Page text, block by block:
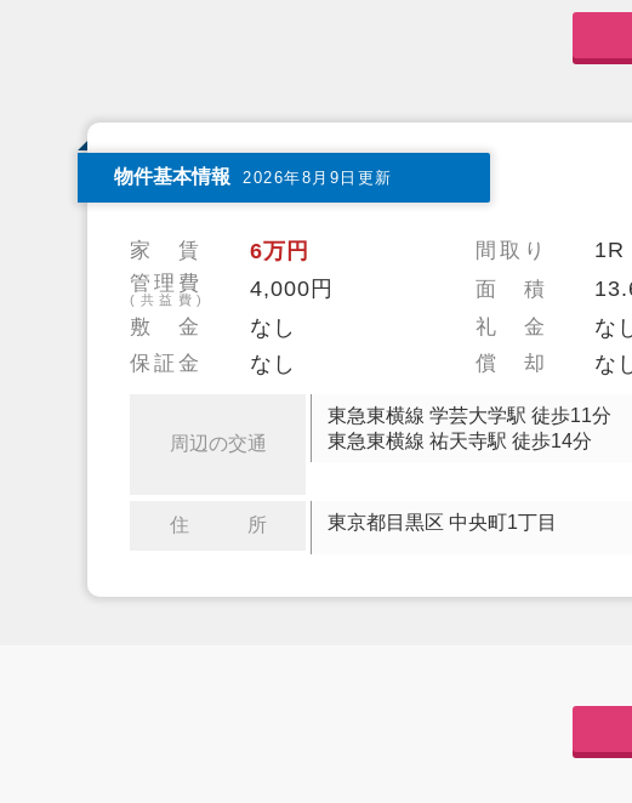
物件基本情報 2026年8月9日更新
家 賃 6万円 間取り 1R
管理費
(共益費) 4,000円 面 積
敷 金 なし 礼 金 な
保証金 なし 償 却 な
周辺の交通
東急東横線 学芸大学駅 徒歩11分
東急東横線 祐天寺駅 徒歩14分
住 所 東京都目黒区 中央町1丁目